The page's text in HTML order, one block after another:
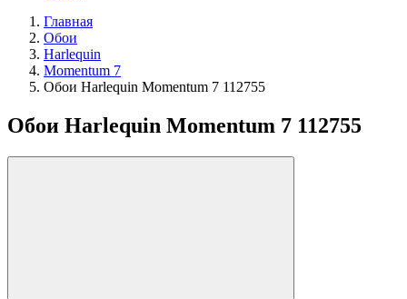
Главная
Обои
Harlequin
Momentum 7
Обои Harlequin Momentum 7 112755
Обои Harlequin Momentum 7 112755